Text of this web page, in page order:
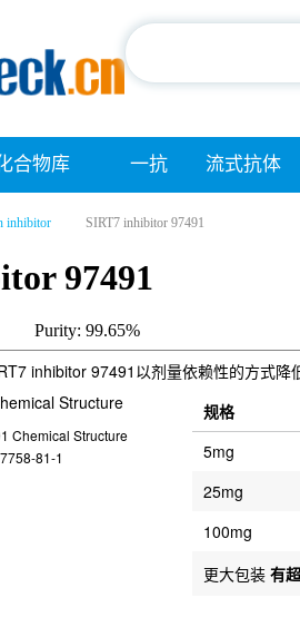
合物库 一抗 流式抗体
inhibitor SIRT7 inhibitor 97491
97491
Purity: 99.65%
inhibitor 97491以剂量依赖性的方式降
Chemical Structure
81-1
规格
5mg
25mg
100mg
更大包装 有